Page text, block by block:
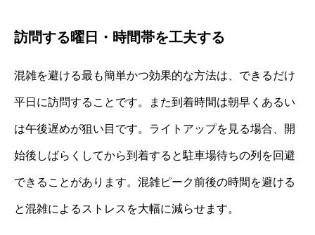
訪問する曜日・時間帯を工夫する
混雑を避ける最も簡単かつ効果的な方法は、できるだけ
平日に訪問することです。また到着時間は朝早くあるい
は午後遅めが狙い目です。ライトアップを見る場合、開
始後しばらくしてから到着すると駐車場待ちの列を回避
できることがあります。混雑ピーク前後の時間を避ける
と混雑によるストレスを大幅に減らせます。